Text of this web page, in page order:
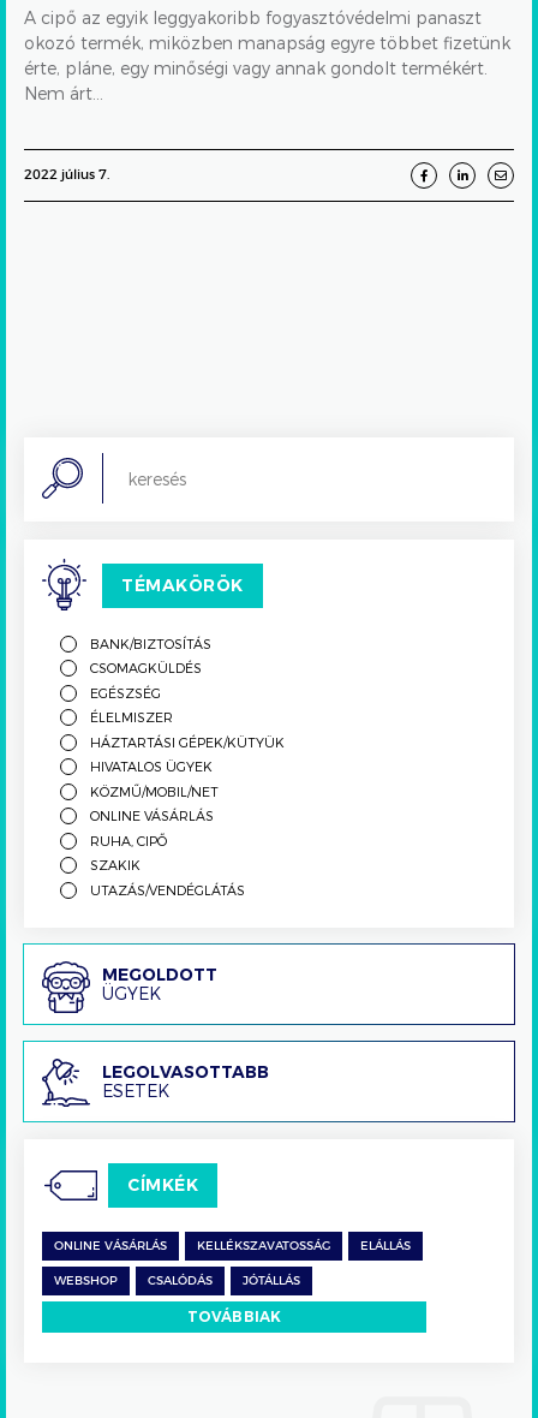
A cipő az egyik leggyakoribb fogyasztóvédelmi panaszt
okozó termék, miközben manapság egyre többet fizetünk
érte, pláne, egy minőségi vagy annak gondolt termékért.
Nem árt...
2022 július 7.
Search
TÉMAKÖRÖK
BANK/BIZTOSÍTÁS
CSOMAGKÜLDÉS
EGÉSZSÉG
ÉLELMISZER
HÁZTARTÁSI GÉPEK/KÜTYÜK
HIVATALOS ÜGYEK
KÖZMŰ/MOBIL/NET
ONLINE VÁSÁRLÁS
RUHA, CIPŐ
SZAKIK
UTAZÁS/VENDÉGLÁTÁS
Megoldott
ügyek
MEGOLDOTT
ÜGYEK
Legolvasottabb
esetek
LEGOLVASOTTABB
ESETEK
CÍMKÉK
ONLINE VÁSÁRLÁS KELLÉKSZAVATOSSÁG ELÁLLÁS
WEBSHOP CSALÓDÁS JÓTÁLLÁS
TOVÁBBIAK